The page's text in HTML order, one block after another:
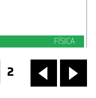
FÍSICA
«
2 »